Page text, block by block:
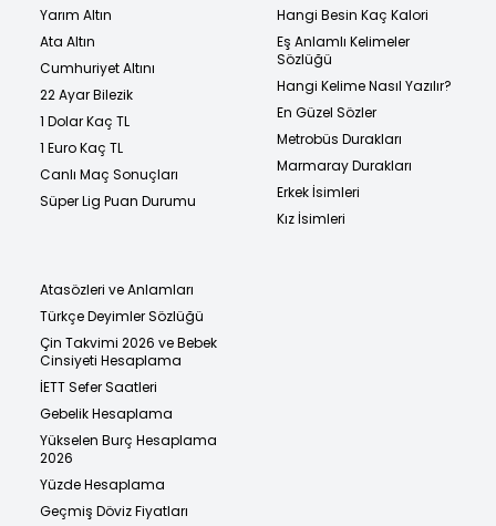
Yarım Altın
Ata Altın
Cumhuriyet Altını
22 Ayar Bilezik
1 Dolar Kaç TL
1 Euro Kaç TL
Canlı Maç Sonuçları
Süper Lig Puan Durumu
Hangi Besin Kaç Kalori
Eş Anlamlı Kelimeler
Sözlüğü
Hangi Kelime Nasıl Yazılır?
En Güzel Sözler
Metrobüs Durakları
Marmaray Durakları
Erkek İsimleri
Kız İsimleri
Atasözleri ve Anlamları
Türkçe Deyimler Sözlüğü
Çin Takvimi 2026 ve Bebek
Cinsiyeti Hesaplama
İETT Sefer Saatleri
Gebelik Hesaplama
Yükselen Burç Hesaplama
2026
Yüzde Hesaplama
Geçmiş Döviz Fiyatları